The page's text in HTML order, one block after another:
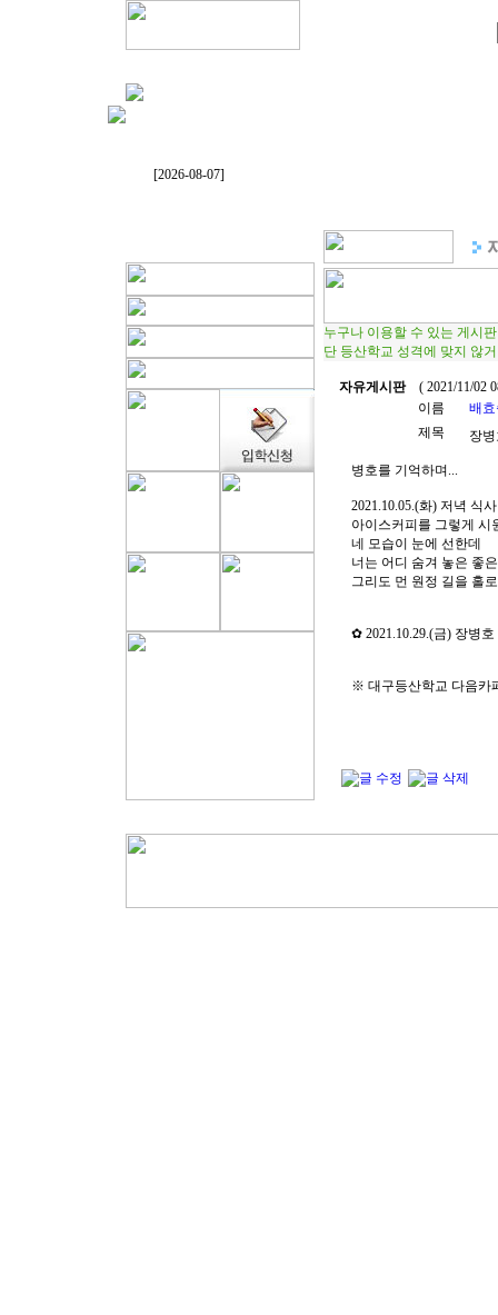
[2026-08-07]
누구나 이용할 수 있는 게시
단 등산학교 성격에 맞지 않
자유게시판( 2021/11/02
이름
배
제목
장
병호를 기억하며...
2021.10.05.(화) 저녁 식
아이스커피를 그렇게 시
네 모습이 눈에 선한데
너는 어디 숨겨 놓은 좋
그리도 먼 원정 길을 홀
✿ 2021.10.29.(금) 장병
※ 대구등산학교 다음카